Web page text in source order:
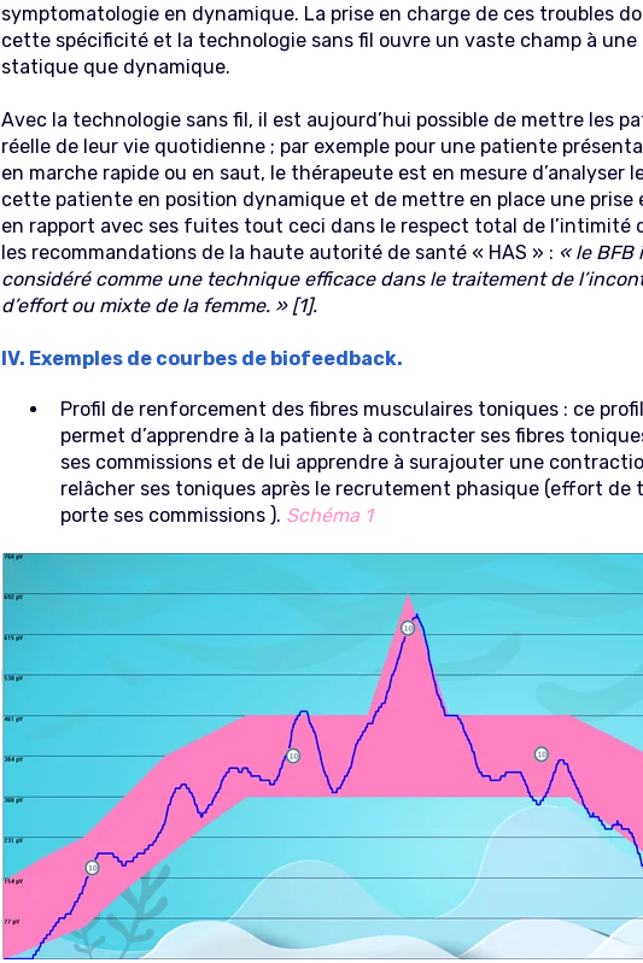
symptomatologie en dynamique. La prise en charge de ces troubles
cette spécificité et la technologie sans fil ouvre un vaste champ à
statique que dynamique.
Avec la technologie sans fil, il est aujourd’hui possible de mettre les
réelle de leur vie quotidienne ; par exemple pour une patiente
en marche rapide ou en saut, le thérapeute est en mesure d’analyser
cette patiente en position dynamique et de mettre en place une prise
en rapport avec ses fuites tout ceci dans le respect total de l’intimité
les recommandations de la haute autorité de santé « HAS » : « le BFB
considéré comme une technique efficace dans le traitement de
d’effort ou mixte de la femme. » [1].
IV. Exemples de courbes de biofeedback.
Profil de renforcement des fibres musculaires toniques : ce
permet d’apprendre à la patiente à contracter ses fibres
ses commissions et de lui apprendre à surajouter une
relâcher ses toniques après le recrutement phasique (effort de
porte ses commissions ). Schéma 1